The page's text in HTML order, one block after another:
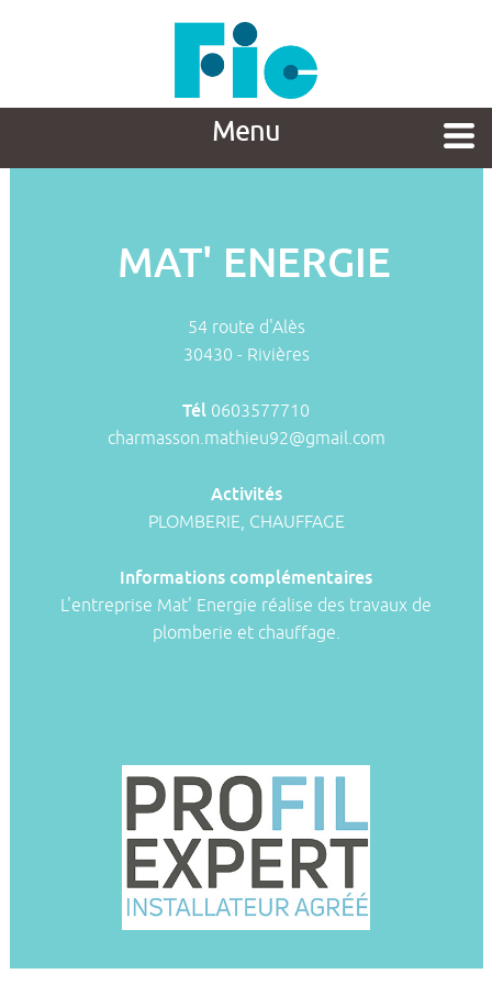
Menu
MAT' ENERGIE
54 route d'Alès
30430 - Rivières
Tél 0603577710
charmasson.mathieu92@gmail.com
Activités
PLOMBERIE, CHAUFFAGE
Informations complémentaires
L'entreprise Mat' Energie réalise des travaux de
plomberie et chauffage.